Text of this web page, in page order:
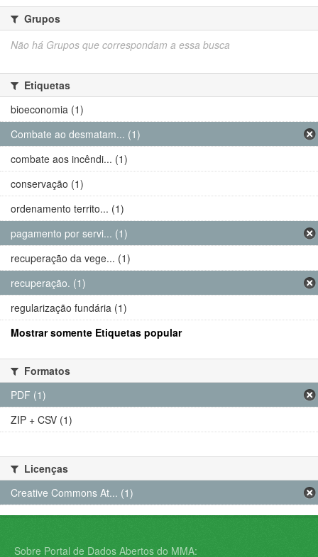
Grupos
Não há Grupos que correspondam a essa busca
Etiquetas
bioeconomia (1)
Combate ao desmatam... (1)
combate aos incêndi... (1)
conservação (1)
ordenamento territo... (1)
pagamento por servi... (1)
recuperação da vege... (1)
recuperação. (1)
regularização fundária (1)
Mostrar somente Etiquetas popular
Formatos
PDF (1)
ZIP + CSV (1)
Licenças
Creative Commons At... (1)
Sobre Portal de Dados Abertos do MMA: